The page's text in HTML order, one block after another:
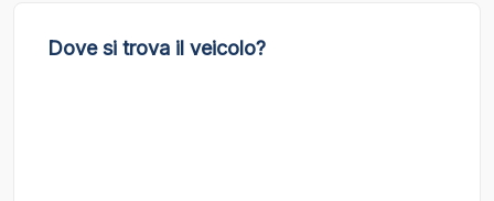
Dove si trova il veicolo?